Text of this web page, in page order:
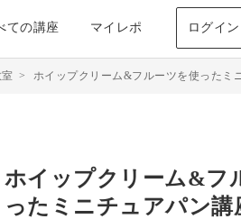
ての講座 マイレポ ログイン
> ホイップクリーム&フルーツを使ったミ
ホイップクリーム&フ
ったミニチュアパン講